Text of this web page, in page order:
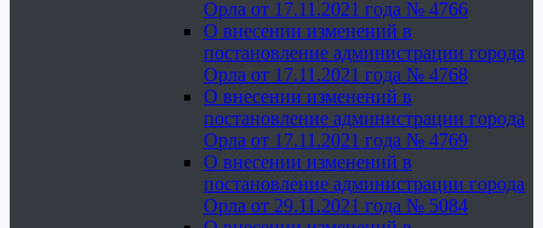
Орла от 17.11.2021 года № 4766
О внесении изменений в
постановление администрации города
Орла от 17.11.2021 года № 4768
О внесении изменений в
постановление администрации города
Орла от 17.11.2021 года № 4769
О внесении изменений в
постановление администрации города
Орла от 29.11.2021 года № 5084